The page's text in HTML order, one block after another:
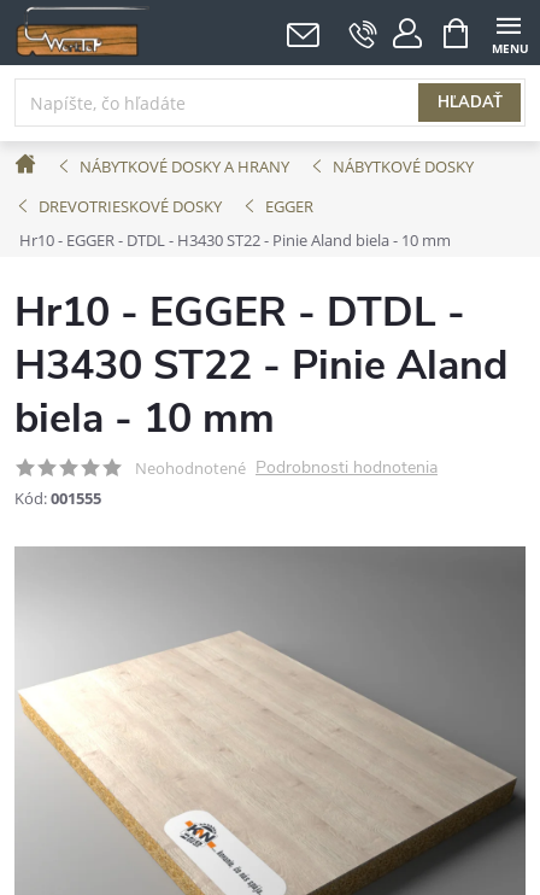
Prejsť
na
obsah
HĽADAŤ
NÁKUPNÝ
KOŠÍK
DomovNÁBYTKOVÉ DOSKY A HRANY
NÁBYTKOVÉ DOSKY
DREVOTRIESKOVÉ DOSKY
EGGER
Hr10 - EGGER - DTDL - H3430 ST22 - Pinie Aland biela - 10 mm
Hr10 - EGGER - DTDL -
H3430 ST22 - Pinie Aland
biela - 10 mm
Neohodnotené Podrobnosti hodnotenia
Kód:001555